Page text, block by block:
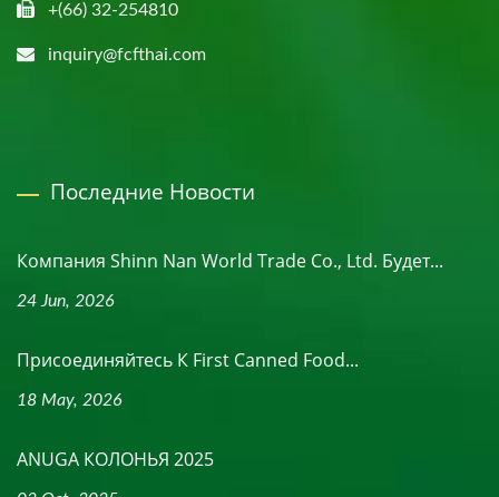
+(66) 32-254810
inquiry@fcfthai.com
Последние Новости
Компания Shinn Nan World Trade Co., Ltd. Будет...
24 Jun, 2026
Присоединяйтесь К First Canned Food...
18 May, 2026
ANUGA КОЛОНЬЯ 2025